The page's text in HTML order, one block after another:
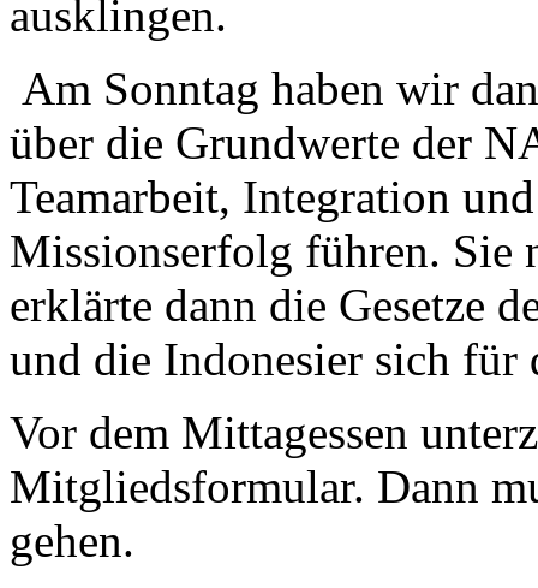
ausklingen.
Am Sonntag haben wir
über die Grundwerte der
Teamarbeit, Integration
Missionserfolg führen. Sie
erklärte dann die Gesetze
und die Indonesier sich für
Vor dem Mittagessen
Mitgliedsformular. Dann
gehen.